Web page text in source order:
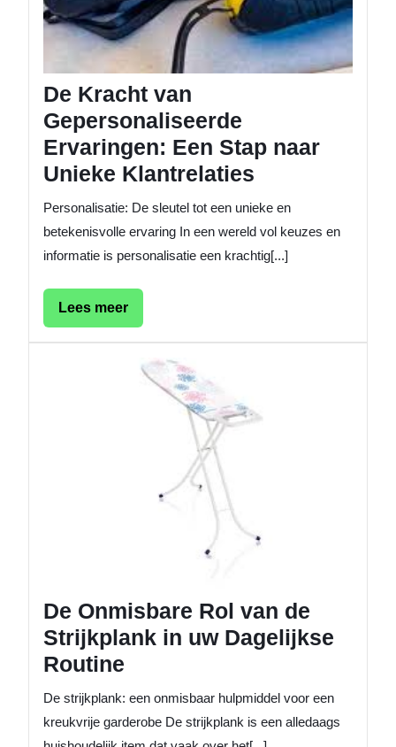
De Kracht van
Gepersonaliseerde
Ervaringen: Een Stap naar
Unieke Klantrelaties
Personalisatie: De sleutel tot een unieke en
betekenisvolle ervaring In een wereld vol keuzes en
informatie is personalisatie een krachtig[...]
Lees meerLees
meer
De Onmisbare Rol van de
Strijkplank in uw Dagelijkse
Routine
De strijkplank: een onmisbaar hulpmiddel voor een
kreukvrije garderobe De strijkplank is een alledaags